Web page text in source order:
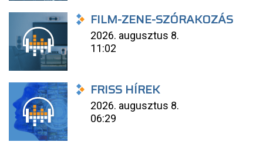
FILM-ZENE-SZÓRAKOZÁS
2026. augusztus 8.
11:02
FRISS HÍREK
2026. augusztus 8.
06:29